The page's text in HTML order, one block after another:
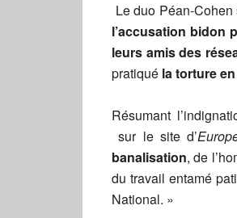
Le duo Péan-
l’accusation bidon
leurs amis des
pratiqué la torture
Résumant
sur le site d’
banalisation, de
du travail entamé
National. »